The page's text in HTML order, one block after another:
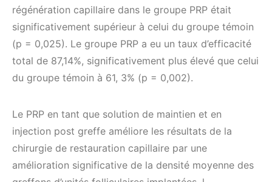
régénération capillaire dans le groupe PRP était
significativement supérieur à celui du groupe témoin
(p = 0,025). Le groupe PRP a eu un taux d’efficacité
total de 87,14%, significativement plus élevé que celui
du groupe témoin à 61, 3% (p = 0,002).
Le PRP en tant que solution de maintien et en
injection post greffe améliore les résultats de la
chirurgie de restauration capillaire par une
amélioration significative de la densité moyenne des